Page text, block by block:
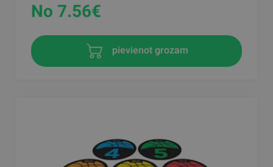
No 7.56€
pievienot grozam